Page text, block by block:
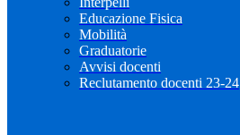
Educazione Fisica
Mobilità
Graduatorie
Avvisi docenti
Reclutamento docenti 23-24